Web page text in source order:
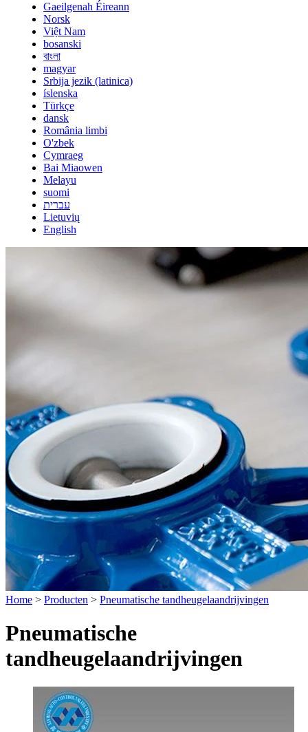
Gaeilgenah Éireann
Norsk
Việt Nam
bosanski
বাংলা
magyar
Srbija jezik (latinica)
íslenska
Türkçe
dansk
România limbi
O'zbek
Cymraeg
Bai Miaowen
Melayu
suomi
עברית
Lietuvių
English
Home > Producten > Pneumatische tandheugelaandrijvingen
Pneumatische
tandheugelaandrijvingen